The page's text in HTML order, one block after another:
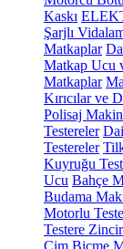
Kaskı
Şarjlı
Matkaplar
Matkap Ucu
Matkaplar
Kırıcılar ve
Polisaj
Testereler
Testereler
Kuyruğu
Ucu Bahçe
Budama
Motorlu
Testere
Çim Biçme